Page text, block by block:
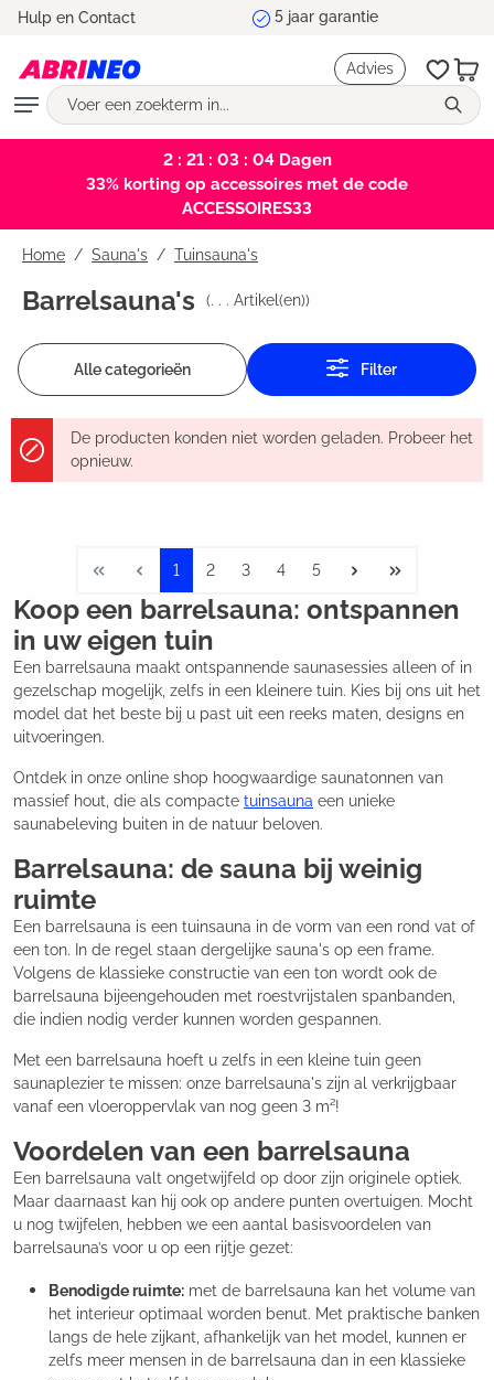
Hulp en Contact Marktleider en testwinnaar
Advies
2 : 21 : 03 : 03Dagen
33% korting op accessoires met de code
ACCESSOIRES33
Home Sauna's / Tuinsauna's
Barrelsauna's (. . . Artikel(en))
Alle categorieën Filter
De producten konden niet worden geladen. Probeer het
opnieuw.
1 2 3 4 5
Koop een barrelsauna: ontspannen
in uw eigen tuin
Een barrelsauna maakt ontspannende saunasessies alleen of in
gezelschap mogelijk, zelfs in een kleinere tuin. Kies bij ons uit het
model dat het beste bij u past uit een reeks maten, designs en
uitvoeringen.
Ontdek in onze online shop hoogwaardige saunatonnen van
massief hout, die als compacte tuinsauna een unieke
saunabeleving buiten in de natuur beloven.
Barrelsauna: de sauna bij weinig
ruimte
Een barrelsauna is een tuinsauna in de vorm van een rond vat of
een ton. In de regel staan dergelijke sauna's op een frame.
Volgens de klassieke constructie van een ton wordt ook de
barrelsauna bijeengehouden met roestvrijstalen spanbanden,
die indien nodig verder kunnen worden gespannen.
Met een barrelsauna hoeft u zelfs in een kleine tuin geen
saunaplezier te missen: onze barrelsauna's zijn al verkrijgbaar
vanaf een vloeroppervlak van nog geen 3 m²!
Voordelen van een barrelsauna
Een barrelsauna valt ongetwijfeld op door zijn originele optiek.
Maar daarnaast kan hij ook op andere punten overtuigen. Mocht
u nog twijfelen, hebben we een aantal basisvoordelen van
barrelsauna’s voor u op een rijtje gezet:
Benodigde ruimte: met de barrelsauna kan het volume van
het interieur optimaal worden benut. Met praktische banken
langs de hele zijkant, afhankelijk van het model, kunnen er
zelfs meer mensen in de barrelsauna dan in een klassieke